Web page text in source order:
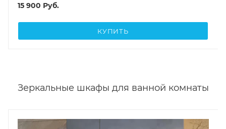
15 900 Руб.
КУПИТЬ
Зеркальные шкафы для ванной комнаты